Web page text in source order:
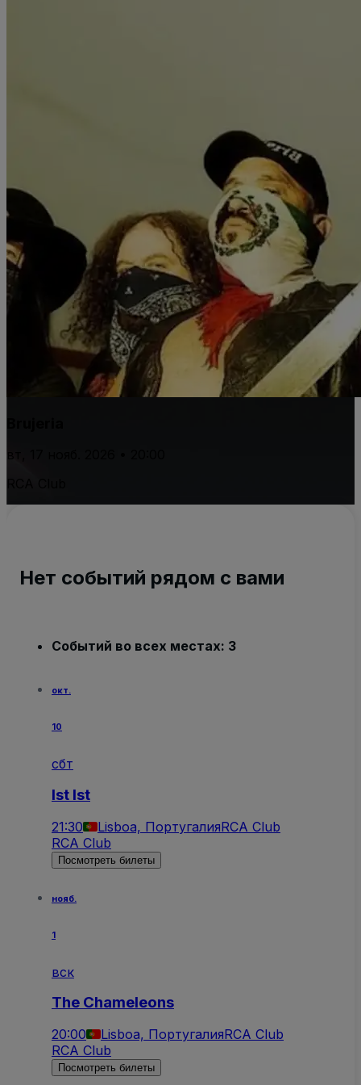
вт, 17 нояб. 2026 • 20:00
Нет событий рядом с вами
Событий во всех местах: 3
окт.
10
сбт
Ist Ist
21:30 Lisboa, ПортугалияRCA Club
RCA Club
Посмотреть билеты
нояб.
1
вск
The Chameleons
20:00 Lisboa, ПортугалияRCA Club
RCA Club
Посмотреть билеты